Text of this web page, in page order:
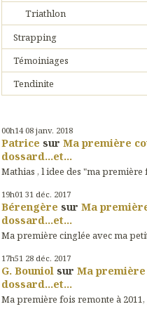
Triathlon
Strapping
Témoiniages
Tendinite
00h14 08 janv. 2018
Patrice sur Ma première
dossard...et...
Mathias , l idee des "ma première
19h01 31 déc. 2017
Bérengère sur Ma
dossard...et...
Ma première cinglée avec ma
17h51 28 déc. 2017
G. Bouniol sur Ma
dossard...et...
Ma première fois remonte à